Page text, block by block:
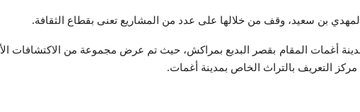
بن سعيد، وقف من خلالها على عدد من المشاريع تعنى بقطاع الثقافة.
التعريف بالتراث الخاص بمدينة أغمات.